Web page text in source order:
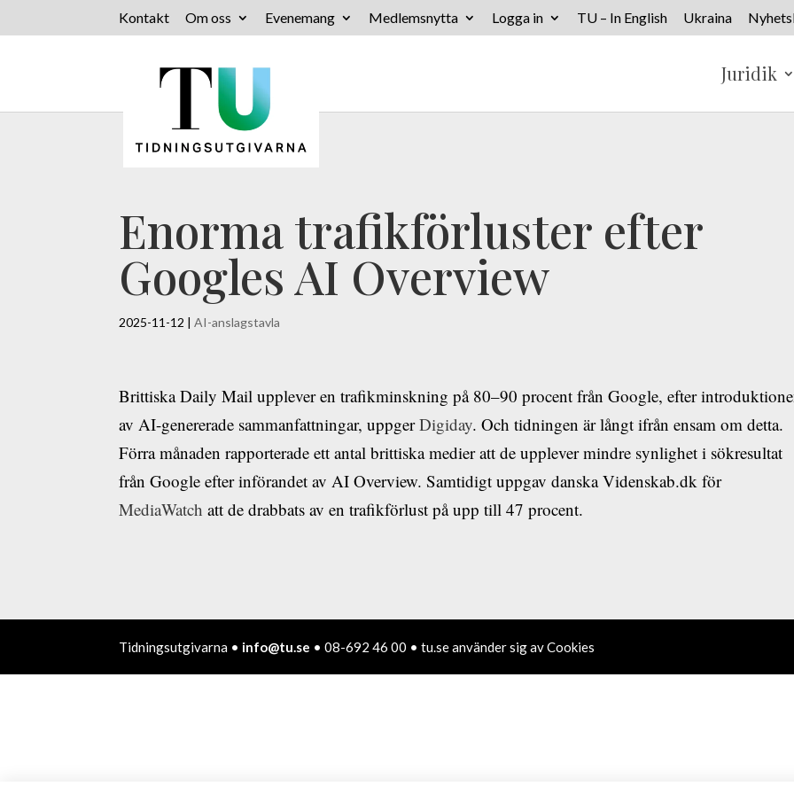
Kontakt Om oss Evenemang Medlemsnytta Logga in TU – In English Ukraina
Juridik
Enorma trafikförluster efter
Googles AI Overview
2025-11-12 |AI-anslagstavla
Brittiska Daily Mail upplever en trafikminskning på 80–90 procent från Google, efter
av AI-genererade sammanfattningar, uppgerDigiday. Och tidningen är långt ifrån ensam om detta.
Förra månaden rapporterade ett antal brittiska medier att de upplever mindre synlighet i sökresultat
från Google efter införandet av AI Overview. Samtidigt uppgav danska Videnskab.dk för
MediaWatch att de drabbats av en trafikförlust på upp till 47 procent.
Tidningsutgivarna • info@tu.se • 08-692 46 00 • tu.se använder sig av Cookies